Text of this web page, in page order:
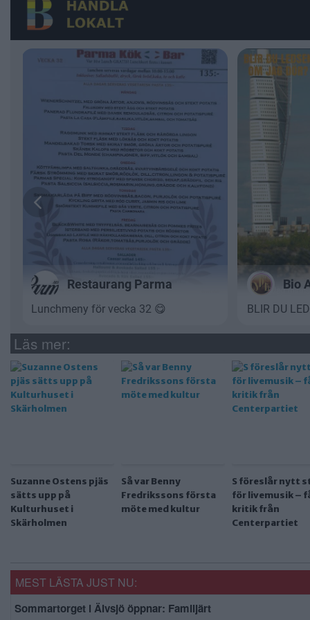
Läs mer:
Suzanne Ostens pjäs
sätts upp på
Kulturhuset i
Skärholmen
Så var Benny
Fredrikssons första
möte med kultur
S föreslår nytt
för livemusik –
kritik från
Centerpartiet
MEST LÄSTA JUST NU:
Sommartorget i Älvsjö öppnar: Familjärt